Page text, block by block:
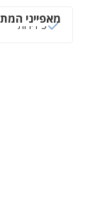
מאפייני
3 דירות